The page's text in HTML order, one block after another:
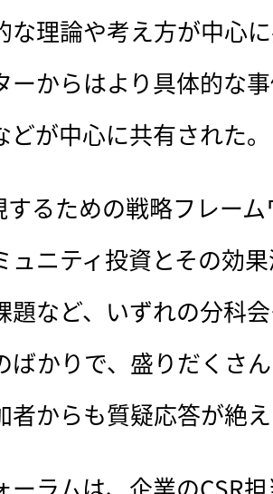
な理論や考え方が中心
ーからはより具体的な
どが中心に共有された。
するための戦略フレー
ュニティ投資とその効
題など、いずれの分科
ばかりで、盛りだくさ
者からも質疑応答が絶